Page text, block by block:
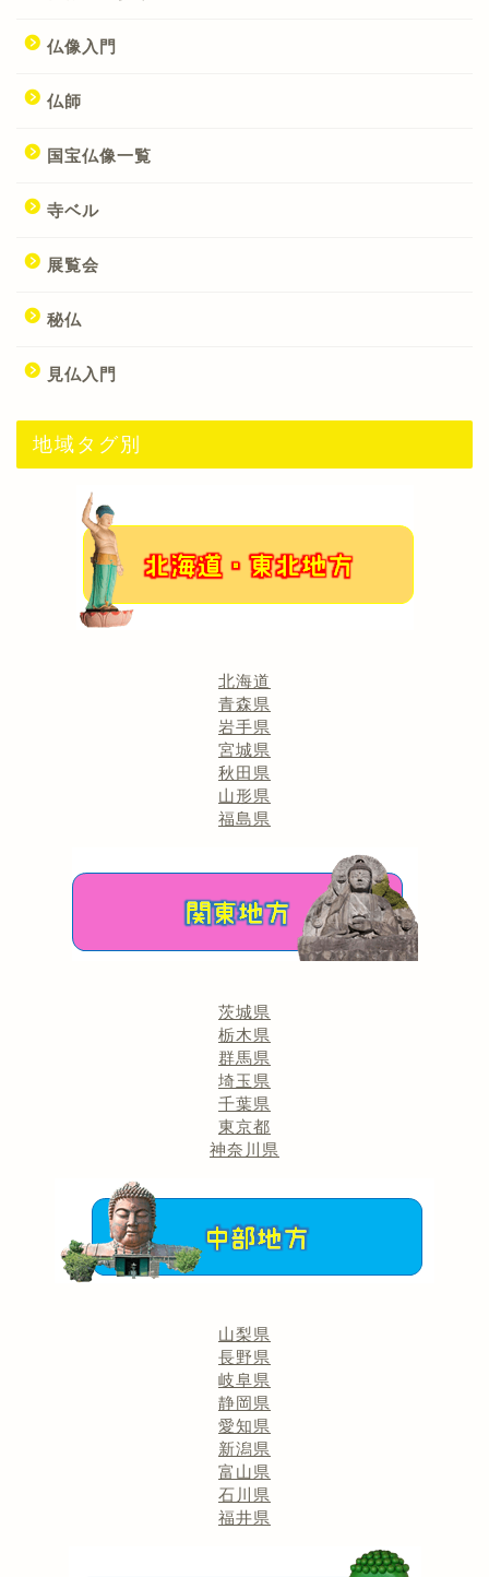
仏像入門
仏師
国宝仏像一覧
寺ベル
展覧会
秘仏
見仏入門
地域タグ別
北海道
青森県
岩手県
宮城県
秋田県
山形県
福島県
茨城県
栃木県
群馬県
埼玉県
千葉県
東京都
神奈川県
山梨県
長野県
岐阜県
静岡県
愛知県
新潟県
富山県
石川県
福井県